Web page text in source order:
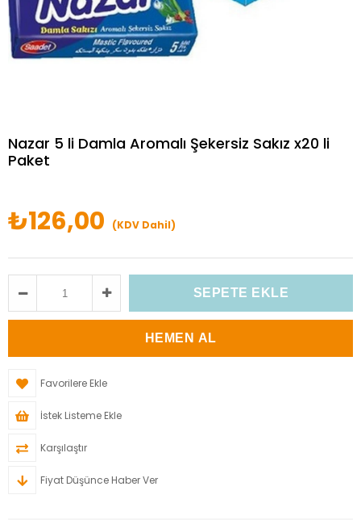
Nazar 5 li Damla Aromalı Şekersiz Sakız x20 li
Paket
₺126,00 (KDV Dahil)
Favorilere Ekle
İstek Listeme Ekle
Karşılaştır
Fiyat Düşünce Haber Ver